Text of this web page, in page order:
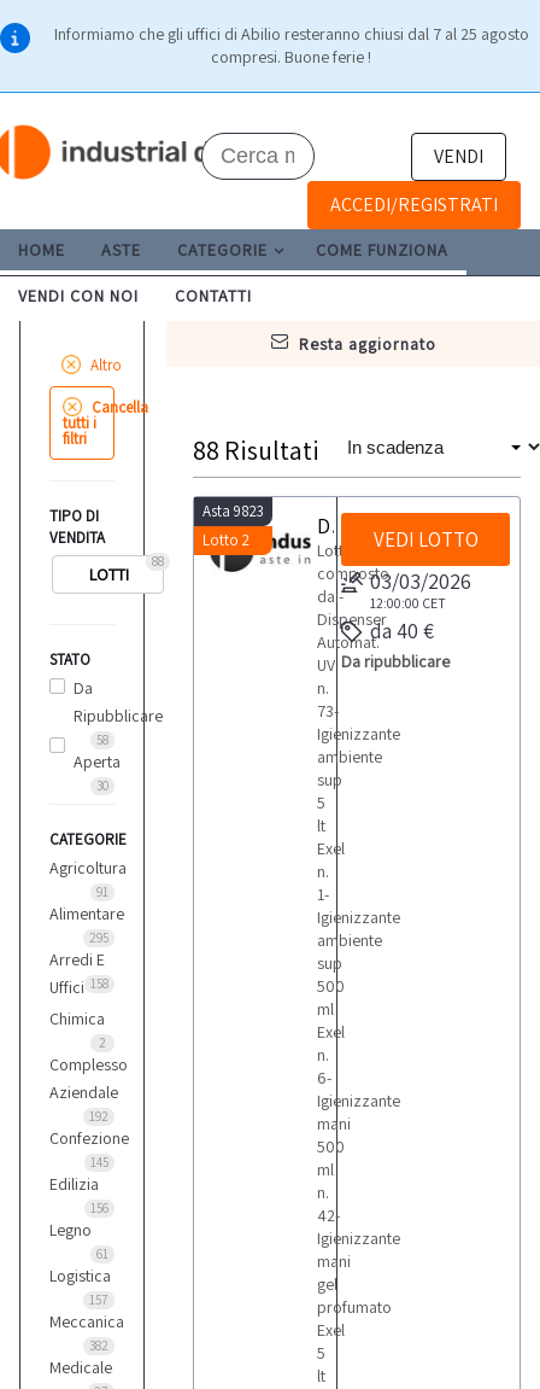
Informiamo che gli uffici di Abilio resteranno chiusi dal 7 al 25 agosto
compresi. Buone ferie !
VENDI
ACCEDI/REGISTRATI
HOME ASTE CATEGORIE COME FUNZIONA
VENDI CON NOI CONTATTI
resta aggiornato
Altro
Cancella
tutti i
filtri
TIPO DI
VENDITA
88
LOTTI
STATO
Da
Ripubblicare
58
Aperta
30
CATEGORIE
Agricoltura
91
Alimentare
295
Arredi E
Uffici 158
Chimica
2
Complesso
Aziendale
192
Confezione
145
Edilizia
156
Legno
61
Logistica
157
Meccanica
382
Medicale
88 Risultati
Asta 9823
Lotto 2
Dispenser e igienizzanti
Lotto
composto
da:-
Dispenser
Automat.
UV
n.
73-
Igienizzante
ambiente
sup
5
lt
Exel
n.
1-
Igienizzante
ambiente
sup
500
ml
Exel
n.
6-
Igienizzante
mani
500
ml
n.
42-
Igienizzante
mani
gel
profumato
Exel
5
lt
VEDI LOTTO
03/03/2026
12:00:00 CET
da 40 €
Da ripubblicare